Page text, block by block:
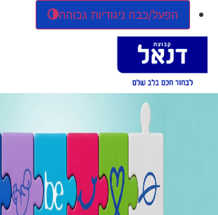
הפעל/כבה ניגודיות גבוהה